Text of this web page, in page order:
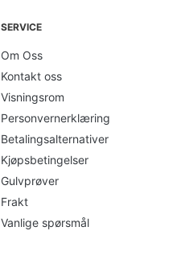
SERVICE
Om Oss
Kontakt oss
Visningsrom
Personvernerklæring
Betalingsalternativer
Kjøpsbetingelser
Gulvprøver
Frakt
Vanlige spørsmål